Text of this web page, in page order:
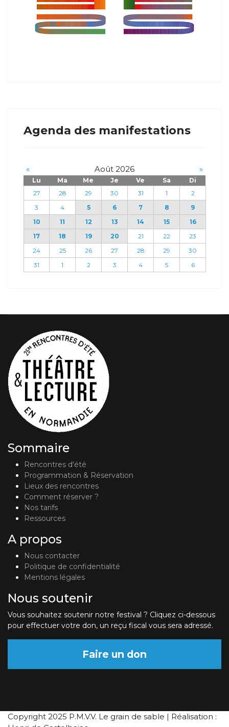
Agenda des manifestations
« Août 2026 »
Lu Ma Me Je Ve Sa
Di
27
28 29 30 31 1
2
3
4 5 6 7 8
9
10
11 12 13 14 15
16
17
18 19 20 21 22
23
24
25 26 27 28 29
30
31
1 2 3 4 5 6
Sommaire
Rencontres d'été
Programmation & Réservation
Lieux des rencontres
Comment réserver ?
Nos tarifs
Ressources
A propos
Nous contacter
Politique de confidentialité
Mentions légales
Nous soutenir
Vous souhaitez soutenir notre festival ? Cliquez ci-dessous
pour effectuer votre don, un reçu fiscal vous sera adressé.
Faire un don
Copyright 2025 P.M.V.V. Le grain de sable | Réalisation :